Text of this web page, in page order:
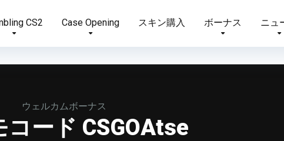
CS2 Case Opening スキン購入 ボーナス ニュ
ウェルカムボーナス
コード CSGOAtse